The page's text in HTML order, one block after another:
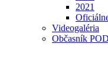
2021
Videogaléria
Občasník